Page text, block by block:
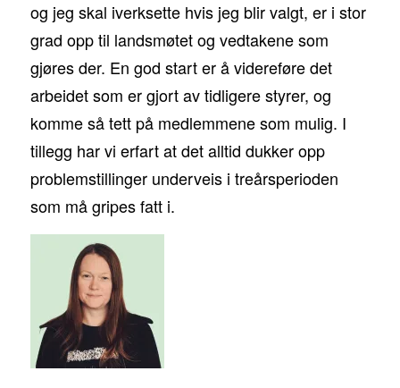
og jeg skal iverksette hvis jeg blir valgt, er i stor
grad opp til landsmøtet og vedtakene som
gjøres der. En god start er å videreføre det
arbeidet som er gjort av tidligere styrer, og
komme så tett på medlemmene som mulig. I
tillegg har vi erfart at det alltid dukker opp
problemstillinger underveis i treårsperioden
som må gripes fatt i.